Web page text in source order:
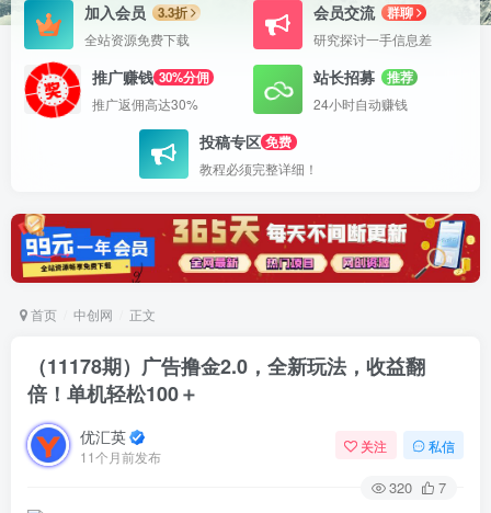
加入会员
3.3折
全站资源免费下载
会员交流
群聊
研究探讨一手信息差
推广赚钱 30%分佣
推广返佣高达30%
站长招募
推荐
24小时自动赚钱
投稿专区 免费
教程必须完整详细！
首页 中创网 正文
（11178期）广告撸金2.0，全新玩法，收益翻
倍！单机轻松100＋
优汇英
11个月前发布
关注 私信
320 7